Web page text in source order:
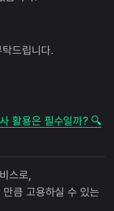
드립니다.
활용은 필수일까? 🔍
스로,
큼 고용하실 수 있는